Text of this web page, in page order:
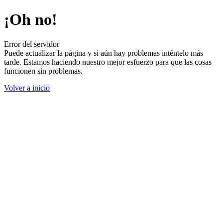
¡Oh no!
Error del servidor
Puede actualizar la página y si aún hay problemas inténtelo más
tarde. Estamos haciendo nuestro mejor esfuerzo para que las cosas
funcionen sin problemas.
Volver a inicio